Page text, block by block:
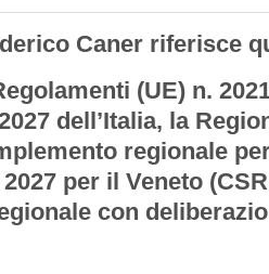
Caner riferisce
(UE) n.
dell’Italia, la
regionale
per il Veneto
con